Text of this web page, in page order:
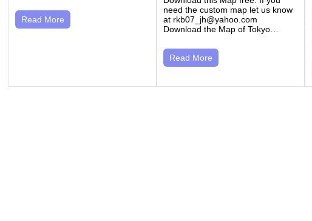
Read More
need the custom map let us know
at rkb07_jh@yahoo.com
Download the Map of Tokyo…
Read More